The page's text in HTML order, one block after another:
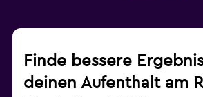
Finde bessere
deinen Aufenthalt am